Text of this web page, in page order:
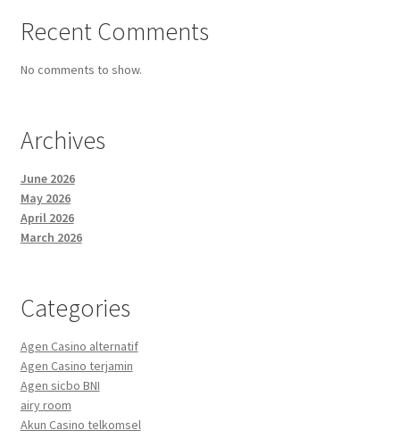
Recent Comments
No comments to show.
Archives
June 2026
May 2026
April 2026
March 2026
Categories
Agen Casino alternatif
Agen Casino terjamin
Agen sicbo BNI
airy room
Akun Casino telkomsel